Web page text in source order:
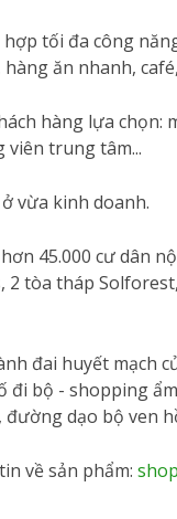
tối đa công
ăn nhanh,
hàng lựa
trung tâm...
vừa kinh doanh.
45.000 cư dân
2 tòa tháp
đai huyết mạch
đi bộ - shopping
đường dạo bộ ven
về sản phẩm: